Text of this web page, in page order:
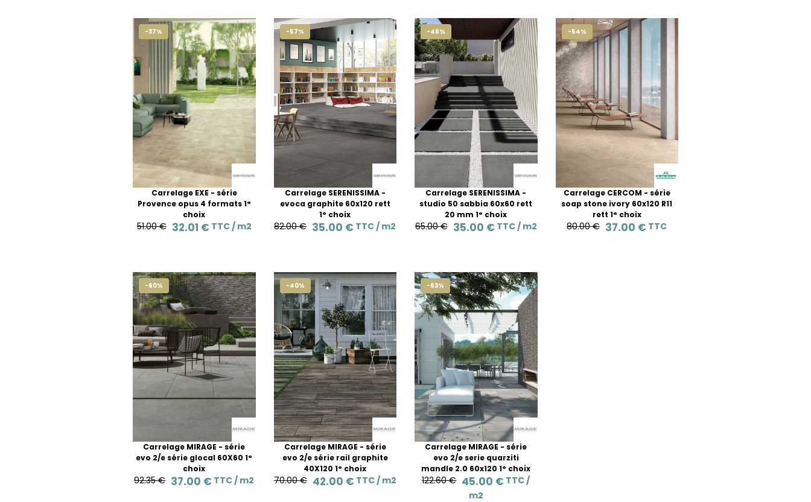
-37%
Carrelage EXE - série
Provence opus 4 formats 1°
choix
51.00 € 32.01 € TTC / m2
-57%
Carrelage SERENISSIMA -
evoca graphite 60x120 rett
1° choix
82.00 € 35.00 € TTC / m2
-46%
Carrelage SERENISSIMA -
studio 50 sabbia 60x60 rett
20 mm 1° choix
65.00 € 35.00 € TTC / m2
-54%
Carrelage CERCOM - série
soap stone ivory 60x120 R11
rett 1° choix
80.00 € 37.00 € TTC
-60%
Carrelage MIRAGE - série
evo 2/e série glocal 60X60 1°
choix
92.35 € 37.00 € TTC / m2
-40%
Carrelage MIRAGE - série
evo 2/e série rail graphite
40X120 1° choix
70.00 € 42.00 € TTC / m2
-63%
Carrelage MIRAGE - série
evo 2/e serie quarziti
mandle 2.0 60x120 1° choix
122.60 € 45.00 € TTC /
m2